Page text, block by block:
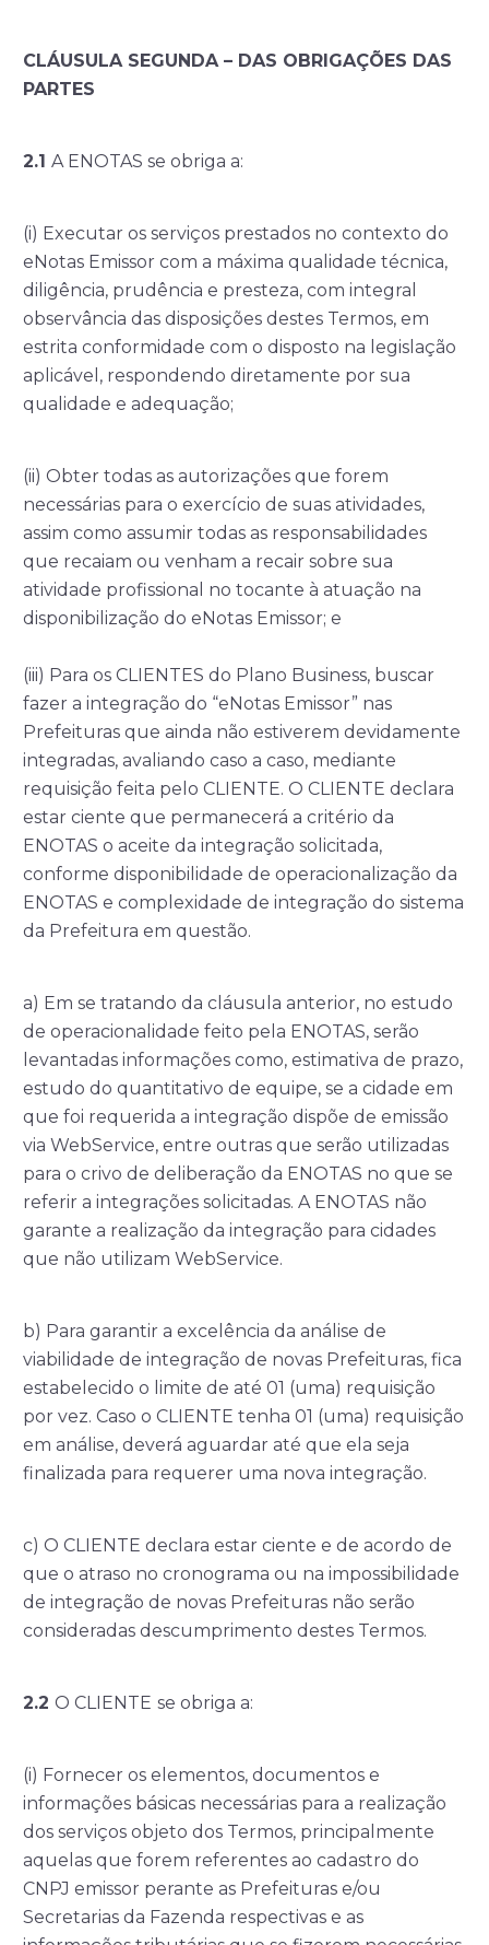
CLÁUSULA SEGUNDA – DAS OBRIGAÇÕES DAS
PARTES
2.1 A ENOTAS se obriga a:
(i) Executar os serviços prestados no contexto do
eNotas Emissor com a máxima qualidade técnica,
diligência, prudência e presteza, com integral
observância das disposições destes Termos, em
estrita conformidade com o disposto na legislação
aplicável, respondendo diretamente por sua
qualidade e adequação;
(ii) Obter todas as autorizações que forem
necessárias para o exercício de suas atividades,
assim como assumir todas as responsabilidades
que recaiam ou venham a recair sobre sua
atividade profissional no tocante à atuação na
disponibilização do eNotas Emissor; e
(iii) Para os CLIENTES do Plano Business, buscar
fazer a integração do “eNotas Emissor” nas
Prefeituras que ainda não estiverem devidamente
integradas, avaliando caso a caso, mediante
requisição feita pelo CLIENTE. O CLIENTE declara
estar ciente que permanecerá a critério da
ENOTAS o aceite da integração solicitada,
conforme disponibilidade de operacionalização da
ENOTAS e complexidade de integração do sistema
da Prefeitura em questão.
a) Em se tratando da cláusula anterior, no estudo
de operacionalidade feito pela ENOTAS, serão
levantadas informações como, estimativa de prazo,
estudo do quantitativo de equipe, se a cidade em
que foi requerida a integração dispõe de emissão
via WebService, entre outras que serão utilizadas
para o crivo de deliberação da ENOTAS no que se
referir a integrações solicitadas. A ENOTAS não
garante a realização da integração para cidades
que não utilizam WebService.
b) Para garantir a excelência da análise de
viabilidade de integração de novas Prefeituras, fica
estabelecido o limite de até 01 (uma) requisição
por vez. Caso o CLIENTE tenha 01 (uma) requisição
em análise, deverá aguardar até que ela seja
finalizada para requerer uma nova integração.
c) O CLIENTE declara estar ciente e de acordo de
que o atraso no cronograma ou na impossibilidade
de integração de novas Prefeituras não serão
consideradas descumprimento destes Termos.
2.2 O CLIENTE se obriga a:
(i) Fornecer os elementos, documentos e
informações básicas necessárias para a realização
dos serviços objeto dos Termos, principalmente
aquelas que forem referentes ao cadastro do
CNPJ emissor perante as Prefeituras e/ou
Secretarias da Fazenda respectivas e as